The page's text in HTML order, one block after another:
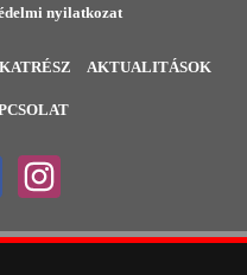
nyilatkozat
AKTUALITÁSOK